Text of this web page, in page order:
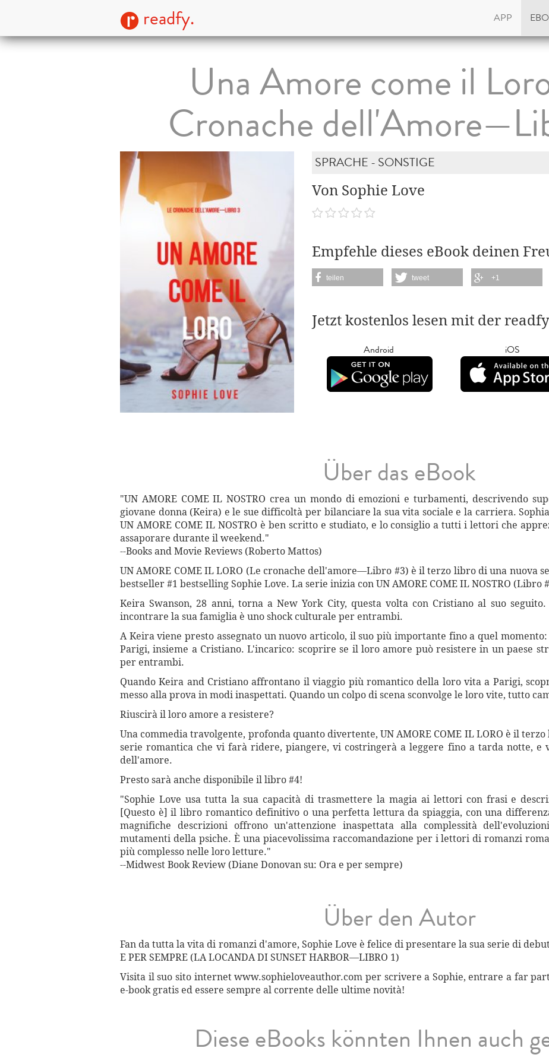
readfy. APP
Una Amore come il
Cronache
SPRACHE - SONSTIGE
Von Sophie Love
Empfehle dieses eBook deinen
teilen tweet +1
Jetzt kostenlos lesen mit der
Android iOS
Über das eBook
"UN AMORE COME IL NOSTRO crea un mondo di emozioni e turbamenti, descrivendo
giovane donna (Keira) e le sue difficoltà per bilanciare la sua vita sociale e la carriera.
UN AMORE COME IL NOSTRO è ben scritto e studiato, e lo consiglio a tutti i lettori che
assaporare durante il weekend."
--Books and Movie Reviews (Roberto Mattos)
UN AMORE COME IL LORO (Le cronache dell'amore—Libro #3) è il terzo libro di una nuova
bestseller #1 bestselling Sophie Love. La serie inizia con UN AMORE COME IL NOSTRO
Keira Swanson, 28 anni, torna a New York City, questa volta con Cristiano al suo
incontrare la sua famiglia è uno shock culturale per entrambi.
A Keira viene presto assegnato un nuovo articolo, il suo più importante fino a quel
Parigi, insieme a Cristiano. L'incarico: scoprire se il loro amore può resistere in un paese
per entrambi.
Quando Keira and Cristiano affrontano il viaggio più romantico della loro vita a Parigi,
messo alla prova in modi inaspettati. Quando un colpo di scena sconvolge le loro vite, tutto
Riuscirà il loro amore a resistere?
Una commedia travolgente, profonda quanto divertente, UN AMORE COME IL LORO è il
serie romantica che vi farà ridere, piangere, vi costringerà a leggere fino a tarda notte, e
dell'amore.
Presto sarà anche disponibile il libro #4!
"Sophie Love usa tutta la sua capacità di trasmettere la magia ai lettori con frasi e
[Questo è] il libro romantico definitivo o una perfetta lettura da spiaggia, con una
magnifiche descrizioni offrono un'attenzione inaspettata alla complessità
mutamenti della psiche. È una piacevolissima raccomandazione per i lettori di romanzi
più complesso nelle loro letture."
--Midwest Book Review (Diane Donovan su: Ora e per sempre)
Über den Autor
Fan da tutta la vita di romanzi d'amore, Sophie Love è felice di presentare la sua serie di
E PER SEMPRE (LA LOCANDA DI SUNSET HARBOR—LIBRO 1)
Visita il suo sito internet www.sophieloveauthor.com per scrivere a Sophie, entrare a far
e-book gratis ed essere sempre al corrente delle ultime novità!
Diese eBooks könnten Ihnen auch